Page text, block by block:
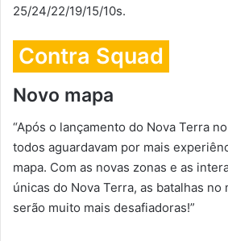
25/24/22/19/15/10s.
Contra Squad
Novo mapa
“Após o lançamento do Nova Terra
todos aguardavam por mais
mapa. Com as novas zonas e as
únicas do Nova Terra, as batalhas no
serão muito mais desafiadoras!”